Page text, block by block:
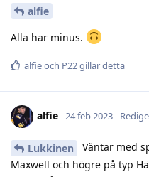
alfie
Alla har minus.
alfieoch P22gillar detta
alfie 24 feb 2023
Lukkinen Väntar med
Maxwell och högre på typ